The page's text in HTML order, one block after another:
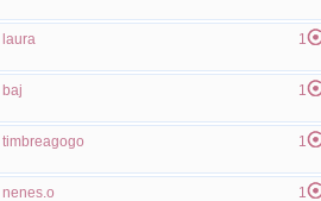
laura 1
baj 1
timbreagogo 1
nenes.o 1